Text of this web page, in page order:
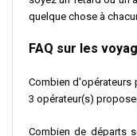
quelque chose à
FAQ sur les
Combien d'opérateurs
3 opérateur(s)
Combien de départs